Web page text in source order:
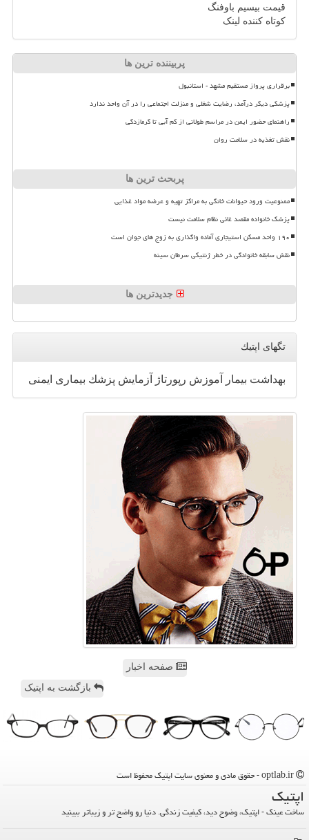
قیمت بیسیم باوفنگ
کوتاه کننده لینک
پربیننده ترین ها
برقراری پرواز مستقیم مشهد - استانبول
پزشکی دیگر درآمد، رضایت شغلی و منزلت اجتماعی را در آن واحد ندارد
راهنمای حضور ایمن در مراسم طولانی از کم آبی تا گرمازدگی
نقش تغذیه در سلامت روان
پربحث ترین ها
ممنوعیت ورود حیوانات خانگی به مراکز تهیه و عرضه مواد غذایی
پزشک خانواده مقصد غائی نظام سلامت نیست
۱۹۰ واحد مسکن استیجاری آماده واگذاری به زوج های جوان است
نقش سابقه خانوادگی در خطر ژنتیکی سرطان سینه
جدیدترین ها
تگهای اپتیك
بهداشت بیمار آموزش رپورتاژ آزمایش پزشك بیماری ایمنی
صفحه اخبار
بازگشت به اپتیک
اپتیك
ساخت عینک - اپتیک، وضوح دید، کیفیت زندگی. دنیا رو واضح تر و زیباتر ببینید